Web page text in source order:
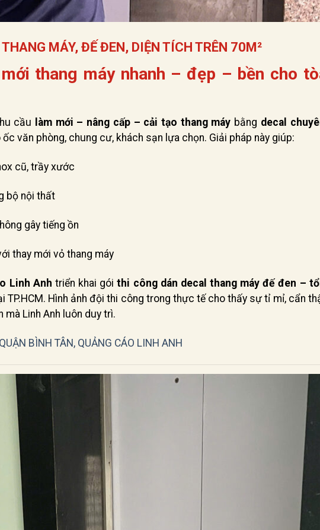
MÁY, ĐẾ ĐEN, DIỆN TÍCH TRÊN 70M²
thang máy nhanh – đẹp – bền cho
cầu làm mới – nâng cấp – cải tạo thang máy bằng decal
văn phòng, chung cư, khách sạn lựa chọn. Giải pháp này giúp:
cũ, trầy xước
bộ nội thất
gây tiếng ồn
thay mới vỏ thang máy
Linh Anh triển khai góithi công dán decal thang máy đế đen –
TP.HCM. Hình ảnh đội thi công trong thực tế cho thấy sự tỉ mỉ, cẩn
Linh Anh luôn duy trì.
BÌNH TÂN, QUẢNG CÁO LINH ANH